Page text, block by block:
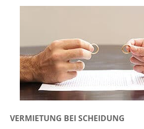
VERMIETUNG BEI SCHEIDUNG